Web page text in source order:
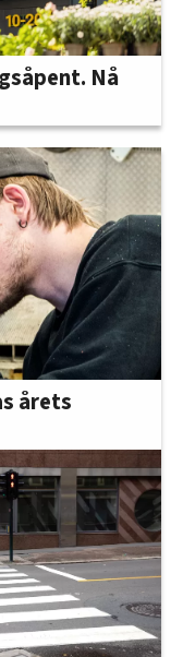
Nå
årets